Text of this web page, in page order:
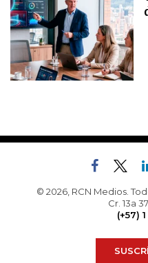
© 2026, RCN Medios.
Cr. 13a
(+57)